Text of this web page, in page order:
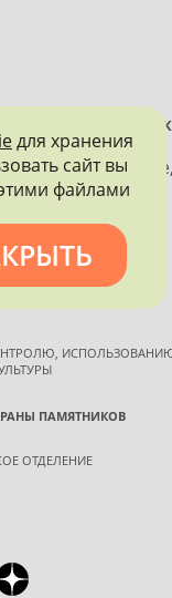
на
и
ПАМЯТНИКОВ
ОТДЕЛЕНИЕ
для хранения
сайт вы
файлами